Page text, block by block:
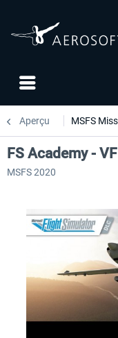
Aperçu MSFS
FS Academy -
MSFS 2020